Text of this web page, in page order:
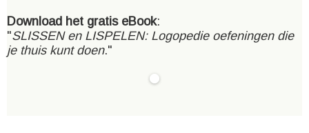
Download het gratis eBook:
"SLISSEN en LISPELEN: Logopedie oefeningen die
je thuis kunt doen."